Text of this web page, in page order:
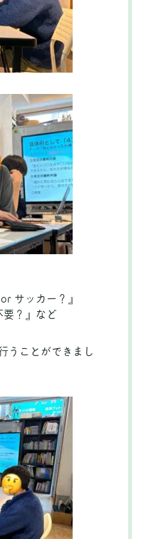
サッカー？』
要？』など
うことができまし